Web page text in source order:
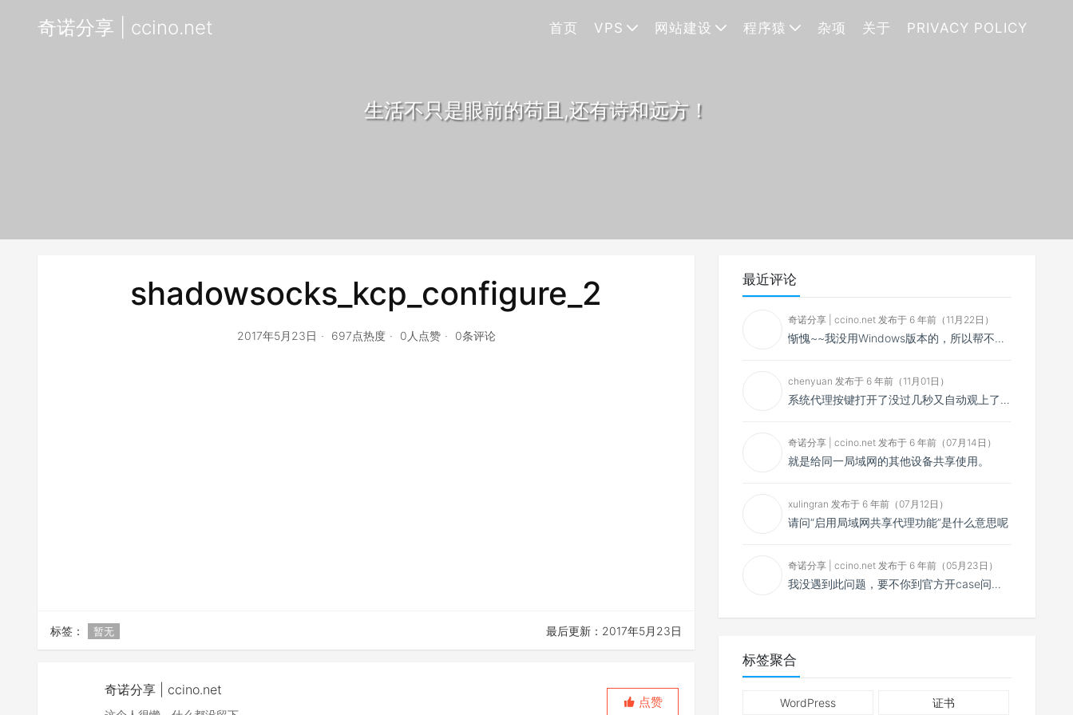
奇诺分享 | ccino.net 首页 VPS 网站建设 程序猿 杂项 关于 PRIVACY POLICY
生活不只是眼前的苟且,还有诗和远方！
shadowsocks_kcp_configure_2
2017年5月23日 697点热度 0人点赞 0条评论
标签： 暂无 最后更新：2017年5月23日
奇诺分享 | ccino.net
点赞
最近评论
奇诺分享 | ccino.net 发布于 6 年前（11月22日）
惭愧~~我没用Windows版本的，所以帮不了你~~
chenyuan 发布于 6 年前（11月01日）
系统代理按键打开了没过几秒又自动观上了，导致一直打开不了，是什么问题呢？感谢大佬，请帮帮忙！谢谢！
奇诺分享 | ccino.net 发布于 6 年前（07月14日）
就是给同一局域网的其他设备共享使用。
xulingran 发布于 6 年前（07月12日）
请问“启用局域网共享代理功能”是什么意思呢
奇诺分享 | ccino.net 发布于 6 年前（05月23日）
我没遇到此问题，要不你到官方开case问问看？
标签聚合
WordPress 证书